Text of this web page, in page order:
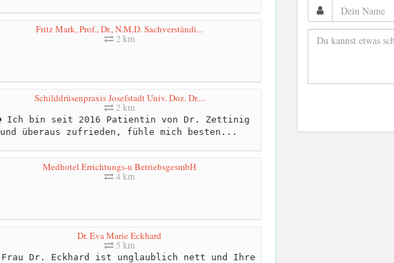
Fritz Mark, Prof., Dr., N.M.D. Sachverständi...
2 km
Schilddrüsenpraxis Josefstadt Univ. Doz. Dr....
2 km
Ich bin seit 2016 Patientin von Dr. Zettinig
und überaus zufrieden, fühle mich besten...
Medhotel Errichtungs-u BetriebsgesmbH
4 km
Dr. Eva Marie Eckhard
5 km
Frau Dr. Eckhard ist unglaublich nett und Ihre